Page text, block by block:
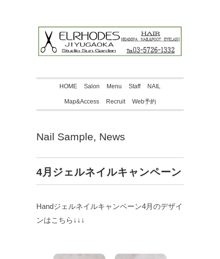
HOME Salon Menu Staff NAIL
Map&Access Recruit Web予約
Nail Sample, News
4月ジェルネイルキャンペーン
Handジェルネイルキャンペーン4月のデザイ
ンはこちら↓↓↓